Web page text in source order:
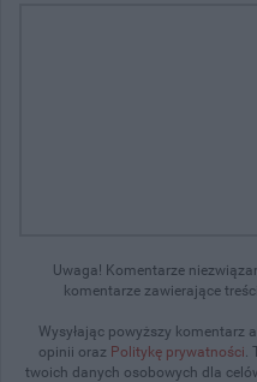
Uwaga! Komentarze
komentarze zawierające
Wysyłając powyższy komentarz
opinii oraz Politykę prywatności.
twoich danych osobowych dla